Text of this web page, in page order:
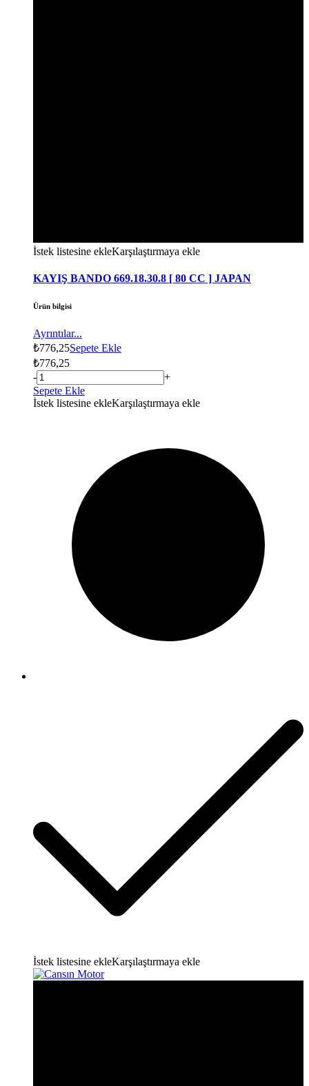
İstek listesine ekleKarşılaştırmaya ekle
KAYIŞ BANDO 669.18.30.8 [ 80 CC ] JAPAN
Ürün bilgisi
Ayrıntılar...
₺776,25Sepete Ekle
₺776,25
-
+
Sepete Ekle
İstek listesine ekleKarşılaştırmaya ekle
İstek listesine ekleKarşılaştırmaya ekle